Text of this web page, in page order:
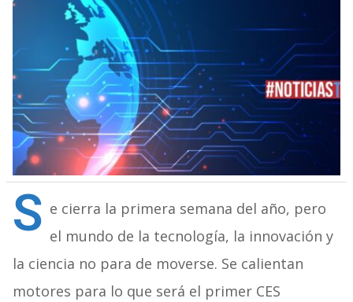
S e cierra la primera semana del año, pero
el mundo de la tecnología, la innovación y
la ciencia no para de moverse. Se calientan
motores para lo que será el primer CES